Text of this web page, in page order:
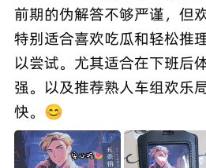
前期的伪解答不够严谨，但
特别适合喜欢吃瓜和轻松推
以尝试。尤其适合在下班后
强。以及推荐熟人车组欢乐
快。😊